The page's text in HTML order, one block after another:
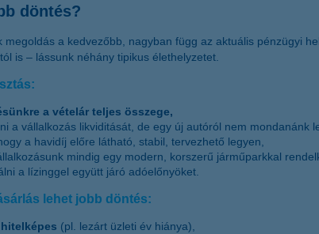
döntés?
megoldás a kedvezőbb, nagyban függ az aktuális pénzügyi
is – lássunk néhány tipikus élethelyzetet.
a vételár teljes összege,
a vállalkozás likviditását, de egy új autóról nem mondanánk
a havidíj előre látható, stabil, tervezhető legyen,
mindig egy modern, korszerű járműparkkal
a lízinggel együtt járó adóelőnyöket.
lehet jobb döntés:
(pl. lezárt üzleti év hiánya),